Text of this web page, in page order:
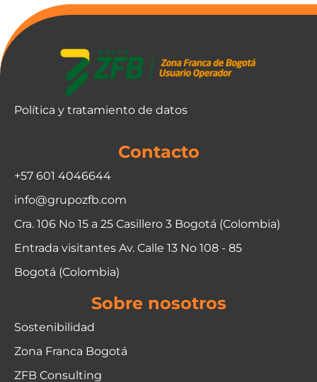
Política y tratamiento de datos
Contacto
+57 601 4046644
info@grupozfb.com
Cra. 106 No 15 a 25 Casillero 3 Bogotá (Colombia)
Entrada visitantes Av. Calle 13 No 108 - 85
Bogotá (Colombia)
Sobre nosotros
Sostenibilidad
Zona Franca Bogotá
ZFB Consulting